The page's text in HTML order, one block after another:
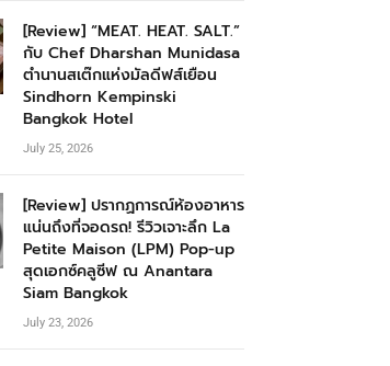
[Review] “MEAT. HEAT. SALT.”
กับ Chef Dharshan Munidasa
ตำนานสเต๊กแห่งมัลดีฟส์เยือน
Sindhorn Kempinski
Bangkok Hotel
July 25, 2026
[Review] ปรากฏการณ์ห้องอาหาร
แน่นถึงที่จอดรถ! รีวิวเจาะลึก La
Petite Maison (LPM) Pop-up
สุดเอกซ์คลูซีฟ ณ Anantara
Siam Bangkok
July 23, 2026